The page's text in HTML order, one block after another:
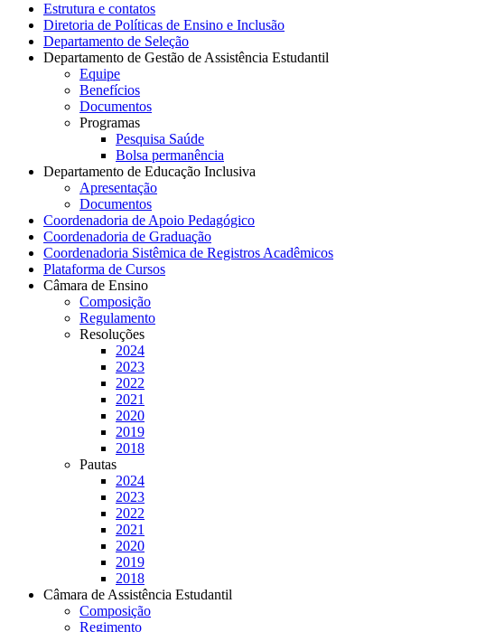
Estrutura e contatos
Diretoria de Políticas de Ensino e Inclusão
Departamento de Seleção
Departamento de Gestão de Assistência Estudantil
Equipe
Benefícios
Documentos
Programas
Pesquisa Saúde
Bolsa permanência
Departamento de Educação Inclusiva
Apresentação
Documentos
Coordenadoria de Apoio Pedagógico
Coordenadoria de Graduação
Coordenadoria Sistêmica de Registros Acadêmicos
Plataforma de Cursos
Câmara de Ensino
Composição
Regulamento
Resoluções
2024
2023
2022
2021
2020
2019
2018
Pautas
2024
2023
2022
2021
2020
2019
2018
Câmara de Assistência Estudantil
Composição
Regimento